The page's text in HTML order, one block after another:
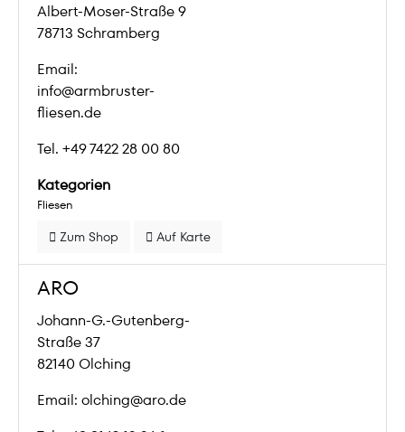
Albert-Moser-Straße 9
78713 Schramberg
Email:
info@armbruster-
fliesen.de
Tel. +49 7422 28 00 80
Kategorien
Fliesen
Zum Shop Auf Karte
ARO
Johann-G.-Gutenberg-
Straße 37
82140 Olching
Email: olching@aro.de